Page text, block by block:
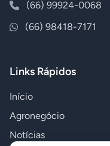
(66) 99924-0068
(66) 98418-7171
Links Rápidos
Início
Agronegócio
Notícias